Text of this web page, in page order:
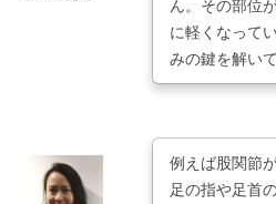
ん。その部位
に軽くなって
みの鍵を解い
例えば股関節
足の指や足首